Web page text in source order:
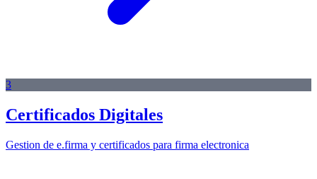
3
Certificados Digitales
Gestion de e.firma y certificados para firma electronica